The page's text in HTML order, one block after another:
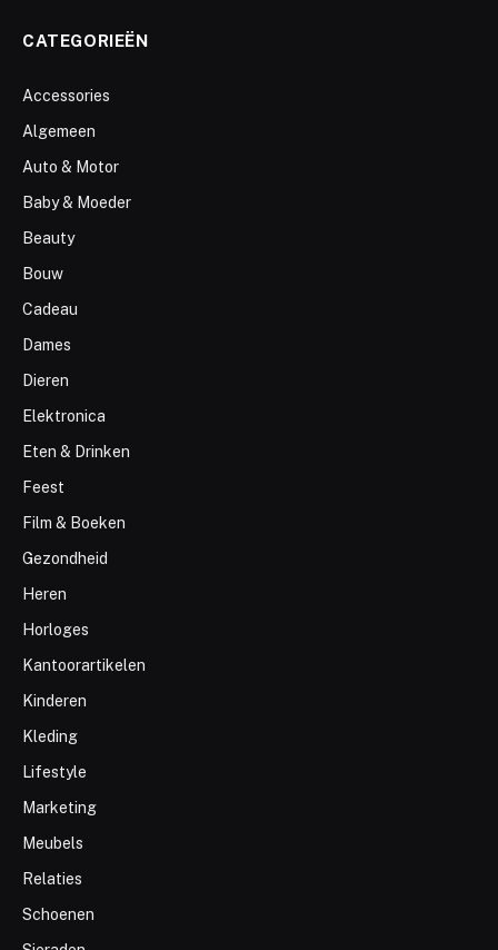
CATEGORIEËN
Accessories
Algemeen
Auto & Motor
Baby & Moeder
Beauty
Bouw
Cadeau
Dames
Dieren
Elektronica
Eten & Drinken
Feest
Film & Boeken
Gezondheid
Heren
Horloges
Kantoorartikelen
Kinderen
Kleding
Lifestyle
Marketing
Meubels
Relaties
Schoenen